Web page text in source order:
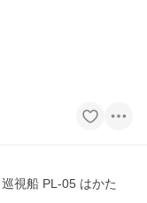
視船 PL-05 はかた